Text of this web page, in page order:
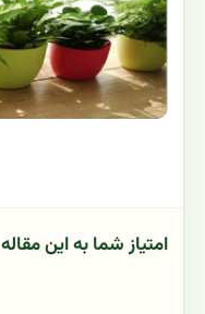
امتیاز شما به این مقاله